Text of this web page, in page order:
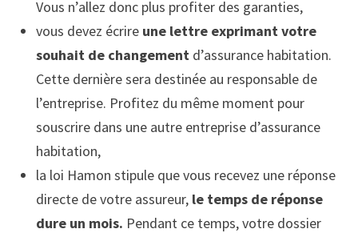
Vous n’allez donc plus profiter des garanties,
vous devez écrire une lettre exprimant votre
souhait de changementd’assurance habitation.
Cette dernière sera destinée au responsable de
l’entreprise. Profitez du même moment pour
souscrire dans une autre entreprise d’assurance
habitation,
la loi Hamon stipule que vous recevez une réponse
directe de votre assureur,le temps de réponse
dure un mois. Pendant ce temps, votre dossier